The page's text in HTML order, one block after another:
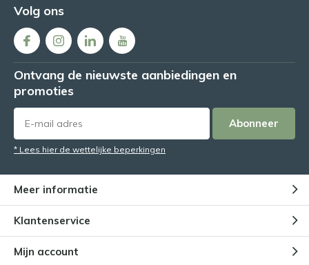
Volg ons
Ontvang de nieuwste aanbiedingen en
promoties
Abonneer
* Lees hier de wettelijke beperkingen
Meer informatie
Klantenservice
Mijn account